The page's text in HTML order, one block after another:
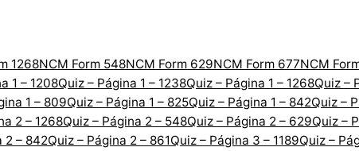
1268NCM Form 548NCM Form 629NCM Form 677NCM
1 – 1208Quiz – Página 1 – 1238Quiz – Página 1 – 1268Quiz –
1 – 809Quiz – Página 1 – 825Quiz – Página 1 – 842Quiz –
2 – 1268Quiz – Página 2 – 548Quiz – Página 2 – 629Quiz –
2 – 842Quiz – Página 2 – 861Quiz – Página 3 – 1189Quiz –